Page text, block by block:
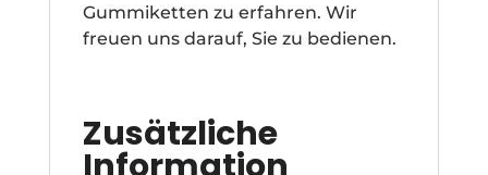
Gummiketten zu erfahren. Wir
freuen uns darauf, Sie zu bedienen.
Zusätzliche